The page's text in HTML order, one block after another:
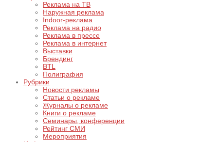
Реклама на ТВ
Наружная реклама
Indoor-реклама
Реклама на радио
Реклама в прессе
Реклама в интернет
Выставки
Брендинг
BTL
Полиграфия
Рубрики
Новости рекламы
Статьи о рекламе
Журналы о рекламе
Книги о рекламе
Семинары, конференции
Рейтинг СМИ
Мероприятия